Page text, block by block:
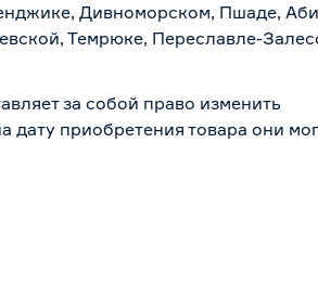
Дивноморском, Пшаде,
Темрюке, Переславле-
за собой право изменить
дату приобретения товара они